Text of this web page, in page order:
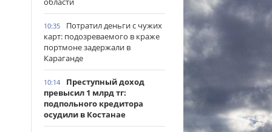
10:35
Потратил деньги с чужих
карт: подозреваемого в краже
портмоне задержали в
Караганде
10:14
Преступный доход
превысил 1 млрд тг:
подпольного кредитора
осудили в Костанае